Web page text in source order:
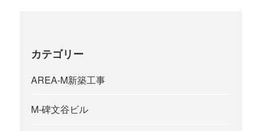
カテゴリー
AREA-M新築工事
M-碑文谷ビル